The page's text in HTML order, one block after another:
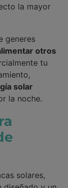
la mayor
generes
otros
tu
solar
la noche.
solares,